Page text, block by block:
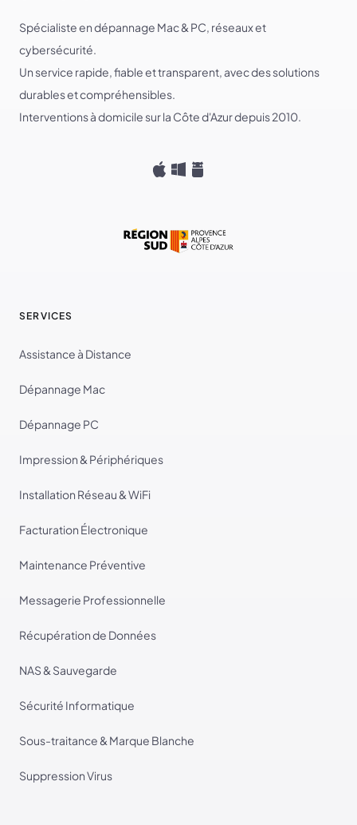
Spécialiste en dépannage Mac & PC, réseaux et
cybersécurité.
Un service rapide, fiable et transparent, avec des solutions
durables et compréhensibles.
Interventions à domicile sur la Côte d'Azur depuis 2010.
SERVICES
Assistance à Distance
Dépannage Mac
Dépannage PC
Impression & Périphériques
Installation Réseau & WiFi
Facturation Électronique
Maintenance Préventive
Messagerie Professionnelle
Récupération de Données
NAS & Sauvegarde
Sécurité Informatique
Sous-traitance & Marque Blanche
Suppression Virus